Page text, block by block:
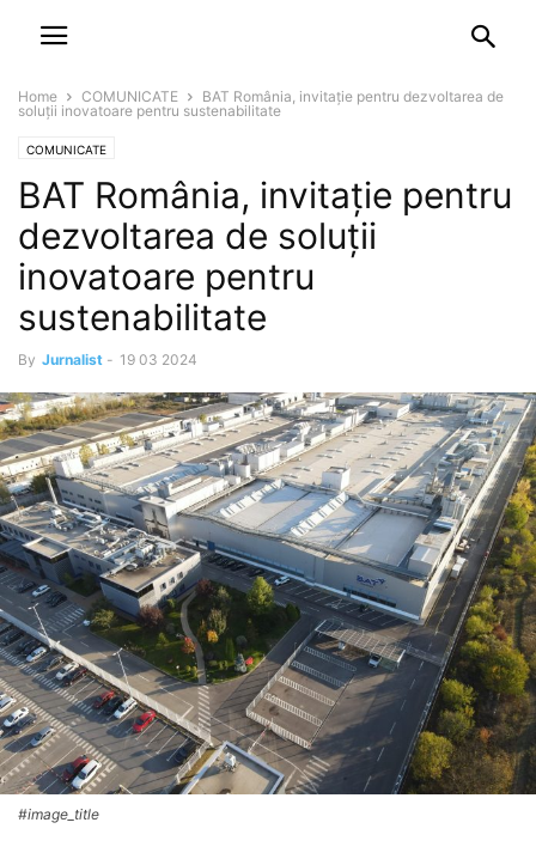
Home COMUNICATE
BAT România, invitație pentru dezvoltarea de
soluții inovatoare pentru sustenabilitate
COMUNICATE
BAT România, invitație pentru
dezvoltarea de soluții
inovatoare pentru
sustenabilitate
By Jurnalist - 19 03 2024
#image_title